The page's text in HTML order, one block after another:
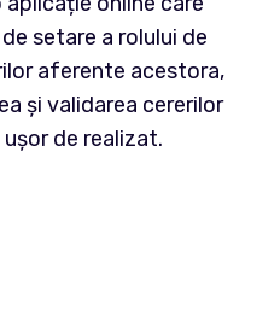
setare a rolului de
aferente acestora,
și validarea cererilor
de realizat.